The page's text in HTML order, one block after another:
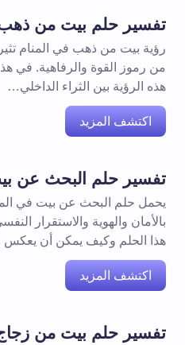
تفسير حلم بيت من ذهب
رؤية بيت من ذهب في المنام
من رموز القوة والرفاهية. في
هذه الرؤية بين الثراء الداخلي…
اكتشف المزيد
تفسير حلم البحث عن
يحمل حلم البحث عن بيت في
بالأمان والهوية والاستقرار
هذا الحلم وكيف يمكن أن
اكتشف المزيد
تفسير حلم بيت من